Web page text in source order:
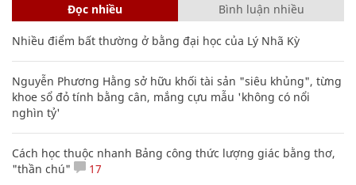
Đọc nhiều Bình luận nhiều
Nhiều điểm bất thường ở bằng đại học của Lý Nhã Kỳ
Nguyễn Phương Hằng sở hữu khối tài sản "siêu khủng", từng
khoe sổ đỏ tính bằng cân, mắng cựu mẫu 'không có nổi
nghìn tỷ'
Cách học thuộc nhanh Bảng công thức lượng giác bằng thơ,
"thần chú"
17